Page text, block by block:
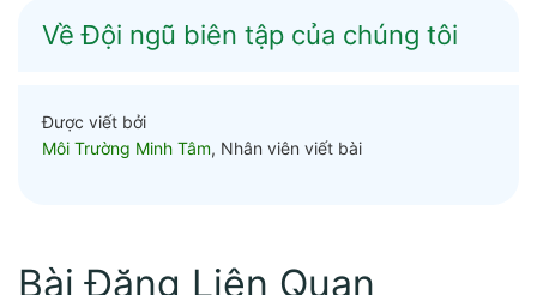
Về Đội ngũ biên tập của chúng tôi
Được viết bởi
Môi Trường Minh Tâm, Nhân viên viết bài
Bài Đăng Liên Quan